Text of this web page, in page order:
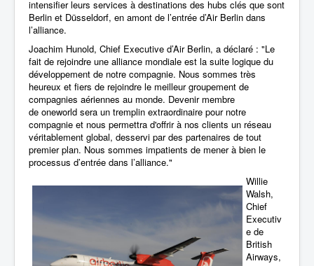
intensifier leurs services à destinations des hubs clés que sont
Berlin et Düsseldorf, en amont de l’entrée d’Air Berlin dans
l’alliance.
Joachim Hunold, Chief Executive d’Air Berlin, a déclaré : "Le
fait de rejoindre une alliance mondiale est la suite logique du
développement de notre compagnie. Nous sommes très
heureux et fiers de rejoindre le meilleur groupement de
compagnies aériennes au monde. Devenir membre
de oneworld sera un tremplin extraordinaire pour notre
compagnie et nous permettra d'offrir à nos clients un réseau
véritablement global, desservi par des partenaires de tout
premier plan. Nous sommes impatients de mener à bien le
processus d’entrée dans l’alliance."
Willie
Walsh,
Chief
Executiv
e de
British
Airways,